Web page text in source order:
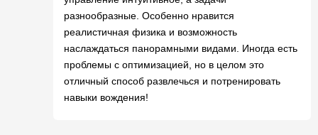
разнообразные. Особенно нравится
реалистичная физика и возможность
наслаждаться панорамными видами. Иногда есть
проблемы с оптимизацией, но в целом это
отличный способ развлечься и потренировать
навыки вождения!